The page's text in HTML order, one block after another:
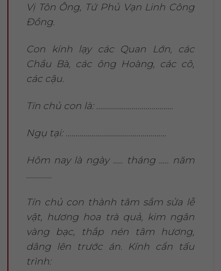
Vị Tôn Ông, Tứ Phủ Vạn Linh Công
Đồng.
Con kính lạy các Quan Lớn, các
Chầu Bà, các ông Hoàng, các cô,
các cậu.
Tín chủ con là: …………………………………
Ngụ tại: ……………………………………………
Hôm nay là ngày ….. tháng ….. năm
………….
Tín chủ con thành tâm sắm sửa lễ
vật, hương hoa trà quả, kim ngân
vàng bạc, thắp nén tâm hương,
dâng lên trước án. Kính cẩn tấu
trình: